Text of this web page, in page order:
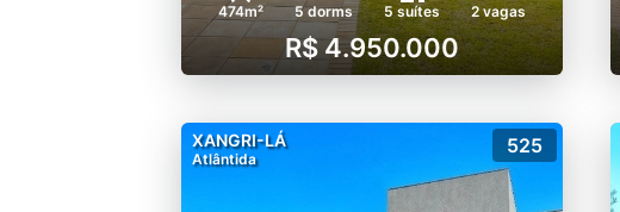
474m² 5 dorms 5 suítes 2 vagas
R$ 4.950.000
XANGRI-LÁ
Atlântida
525